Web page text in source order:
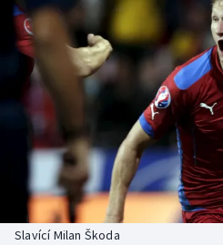
Cyklistika
DALŠÍ SPORTY
Americký fotbal
Baseball a softbal
Basketbal
Biatlon
NEPŘEHLÉDNĚTE
Soutěže
Historické návraty
Aplikace ČT sport
Slavící Milan Škoda